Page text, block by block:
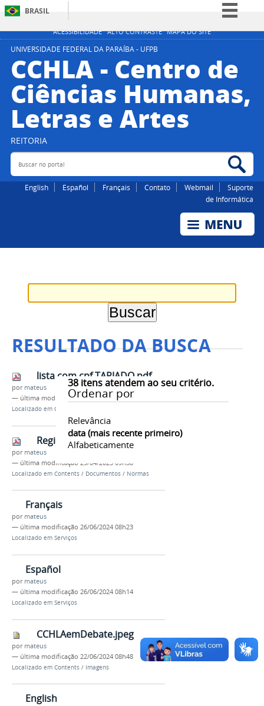
ACESSIBILIDADE ALTO CONTRASTE MAPA DO SITE
BRASIL
Simplifique!
Participe
Legislação
Canais
UNIVERSIDADE FEDERAL DA PARAÍBA - UFPB
CCHLA - Centro de
Ciências Humanas,
Letras e Artes
REITORIA
Buscar no portal
English Español Français Contato Webmail
Suporte
de Informática
RESULTADO DA BUSCA
38itens atendem ao seu critério.
Ordenar por
Relevância
data (mais recente primeiro)
Alfabeticamente
lista com cpf TARJADO.pdf
por mateus
— última modificação02/06/2026 12h27
Localizado em Contents
Regimento Interno
por mateus
— última modificação 29/04/2025 09h38
Localizado em Contents / Documentos / Normas
Français
por mateus
— última modificação 26/06/2024 08h23
Localizado em Serviços
Español
por mateus
— última modificação 26/06/2024 08h14
Localizado em Serviços
CCHLAemDebate.jpeg
por mateus
— última modificação 22/06/2024 08h48
Localizado em Contents / Imagens
English